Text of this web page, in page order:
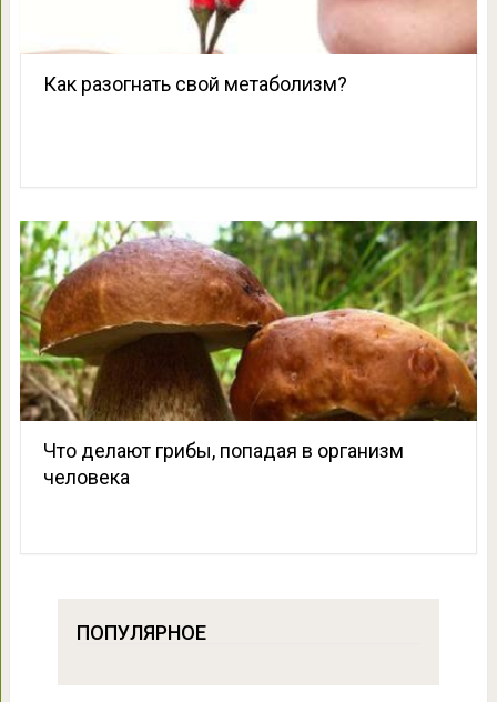
Как разогнать свой метаболизм?
Что делают грибы, попадая в организм
человека
ПОПУЛЯРНОЕ